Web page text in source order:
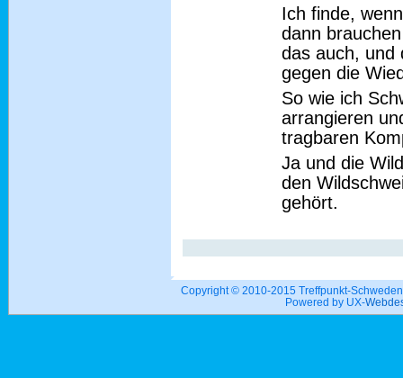
Ich finde,
dann
das auch, und
gegen die
So wie ich
arrangieren
tragbaren
Ja und die
den
gehört.
Copyright © 2010-2015 Treffpunkt-
Powered by UX-